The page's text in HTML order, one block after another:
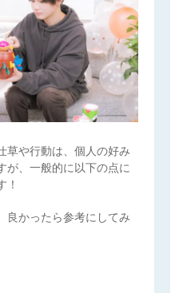
草や行動は、個人の好み
が、一般的に以下の点に
！
良かったら参考にしてみ